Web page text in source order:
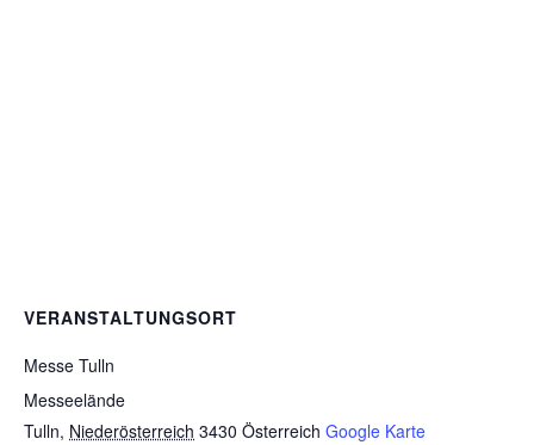
VERANSTALTUNGSORT
Messe Tulln
Messeelände
Tulln, Niederösterreich 3430 Österreich Google Karte